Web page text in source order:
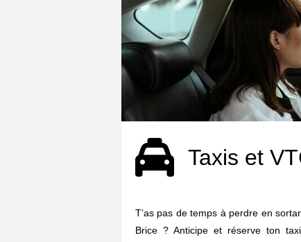
Taxis et
T’as pas de temps à perdre en
Brice ? Anticipe et réserve ton